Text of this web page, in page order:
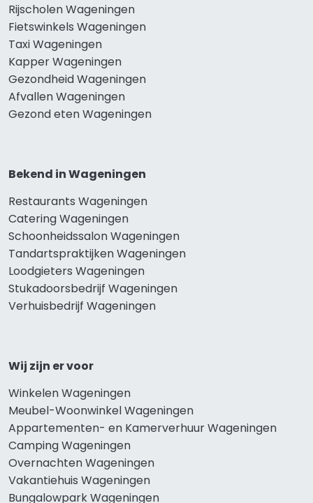
Rijscholen Wageningen
Fietswinkels Wageningen
Taxi Wageningen
Kapper Wageningen
Gezondheid Wageningen
Afvallen Wageningen
Gezond eten Wageningen
Bekend in Wageningen
Restaurants Wageningen
Catering Wageningen
Schoonheidssalon Wageningen
Tandartspraktijken Wageningen
Loodgieters Wageningen
Stukadoorsbedrijf Wageningen
Verhuisbedrijf Wageningen
Wij zijn er voor
Winkelen Wageningen
Meubel-Woonwinkel Wageningen
Appartementen- en Kamerverhuur Wageningen
Camping Wageningen
Overnachten Wageningen
Vakantiehuis Wageningen
Bungalowpark Wageningen